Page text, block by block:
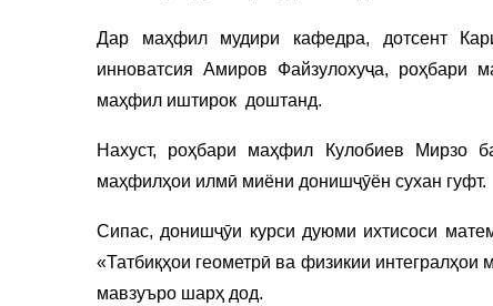
Дар маҳфил мудири кафедра, дотсент
инноватсия Амиров Файзулохуҷа, роҳбари
маҳфил иштирок доштанд.
Нахуст, роҳбари маҳфил Кулобиев Мирзо
маҳфилҳои илмӣ миёни донишҷӯён сухан гуфт.
Сипас, донишҷӯи курси дуюми ихтисоси
«Татбиқҳои геометрӣ ва физикии
мавзуъро шарҳ дод.